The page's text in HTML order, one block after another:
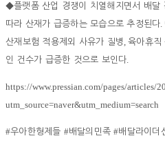
◆플랫폼 산업 경쟁이 치열해지면서 배달
따라 산재가 급증하는 모습으로 추정된다.
산재보험 적용제외 사유가 질병 ,육아휴직
인 건수가 급증한 것으로 보인다.
https://www.pressian.com/pages/articles/
utm_source=naver&utm_medium=search
#우아한형제들 #배달의민족#배달라이더